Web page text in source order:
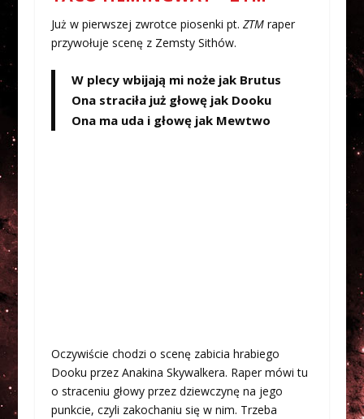
Już w pierwszej zwrotce piosenki pt. ZTM raper
przywołuje scenę z Zemsty Sithów.
W plecy wbijają mi noże jak Brutus
Ona straciła już głowę jak Dooku
Ona ma uda i głowę jak Mewtwo
Oczywiście chodzi o scenę zabicia hrabiego
Dooku przez Anakina Skywalkera. Raper mówi tu
o straceniu głowy przez dziewczynę na jego
punkcie, czyli zakochaniu się w nim. Trzeba